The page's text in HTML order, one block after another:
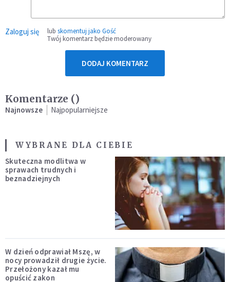
Zaloguj się lub skomentuj jako Gość
Twój komentarz będzie moderowany
DODAJ KOMENTARZ
Komentarze ()
Najnowsze Najpopularniejsze
WYBRANE DLA CIEBIE
Skuteczna modlitwa w
sprawach trudnych i
beznadziejnych
W dzień odprawiał Mszę, w
nocy prowadził drugie życie.
Przełożony kazał mu
opuścić zakon